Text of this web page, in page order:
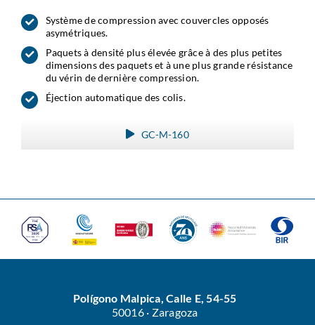
Système de compression avec couvercles opposés
asymétriques.
Paquets à densité plus élevée grâce à des plus petites
dimensions des paquets et à une plus grande résistance
du vérin de dernière compression.
Éjection automatique des colis.
GC-M-160
Polígono Malpica, Calle E, 54-55
50016 · Zaragoza